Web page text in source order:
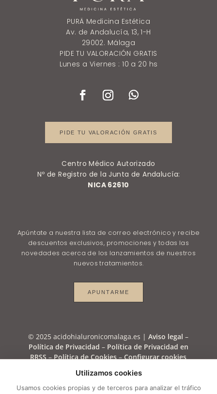
PURÄ Medicina Estética
Av. de Andalucía, 13, 1-H
29002. Málaga
PIDE TU VALORACIÓN GRATIS
Lunes a Viernes : 10 a 20 hs
PIDE TU VALORACIÓN GRATIS
Centro Médico Autorizado
Nº de Registro de la Junta de Andalucía:
NICA 62610
Apúntate a nuestra lista de correo electrónico y recibe
descuentos exclusivos, promociones y todas las
novedades acerca de los lanzamientos de nuestros
nuevos tratamientos.
APUNTARME
© 2025 acidohialuronicomalaga.es |Aviso legal –
Política de Privacidad – Política de Privacidad en
RRSS–Política de Cookies–Configurar cookies
Utilizamos cookies
Usamos cookies propias y de terceros para analizar el tráfico